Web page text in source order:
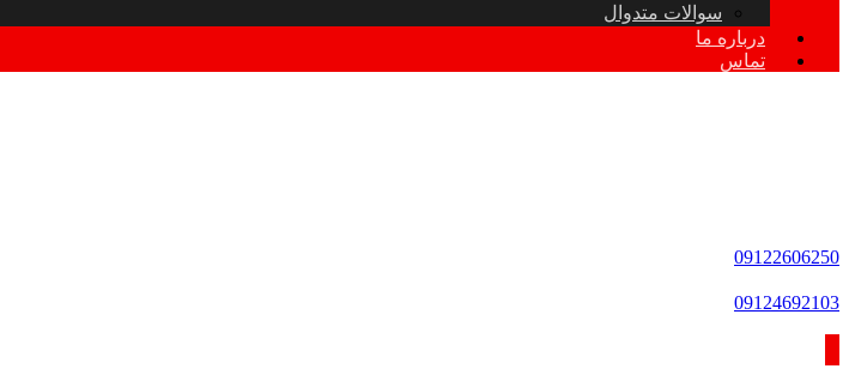
سوالات متدوال
درباره ما
تماس
09122606250
09124692103